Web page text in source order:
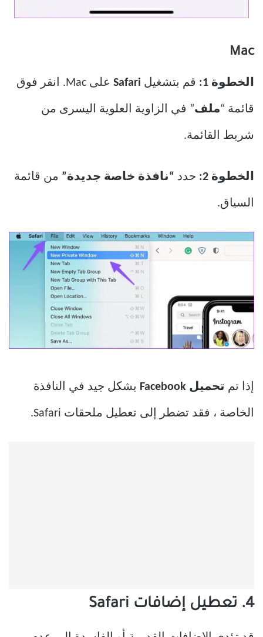
Mac
الخطوة 1: قم بتشغيل Safari على Mac. انقر فوق
قائمة “ملف” في الزاوية العلوية اليسرى من
شريط القائمة.
الخطوة 2: حدد “نافذة خاصة جديدة” من قائمة
السياق.
إذا تم تحميل Facebook بشكل جيد في النافذة
الخاصة ، فقد تضطر إلى تعطيل ملحقات Safari.
4. تعطيل إضافات Safari